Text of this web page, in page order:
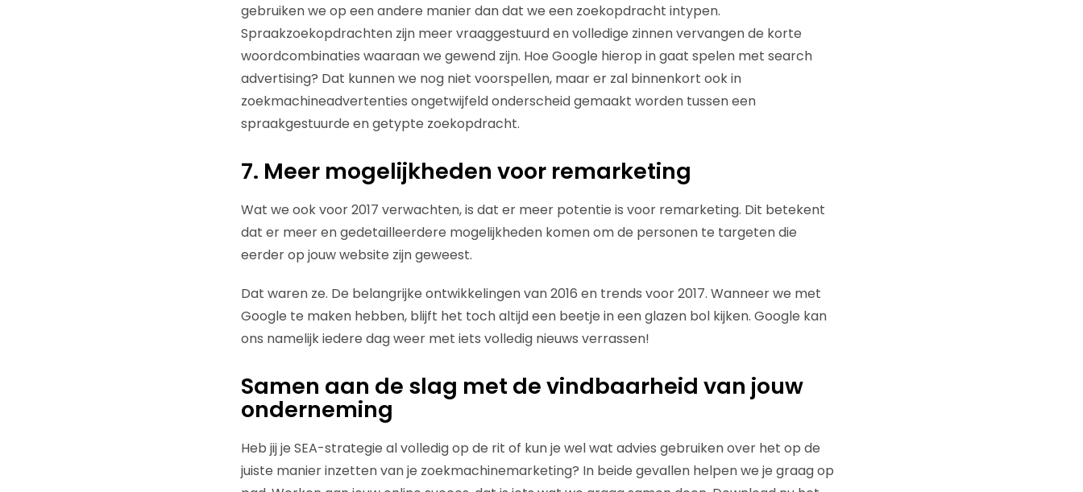
gebruiken we op een andere manier dan dat we een zoekopdracht intypen.
Spraakzoekopdrachten zijn meer vraaggestuurd en volledige zinnen vervangen de korte
woordcombinaties waaraan we gewend zijn. Hoe Google hierop in gaat spelen met search
advertising? Dat kunnen we nog niet voorspellen, maar er zal binnenkort ook in
zoekmachineadvertenties ongetwijfeld onderscheid gemaakt worden tussen een
spraakgestuurde en getypte zoekopdracht.
7. Meer mogelijkheden voor remarketing
Wat we ook voor 2017 verwachten, is dat er meer potentie is voor remarketing. Dit betekent
dat er meer en gedetailleerdere mogelijkheden komen om de personen te targeten die
eerder op jouw website zijn geweest.
Dat waren ze. De belangrijke ontwikkelingen van 2016 en trends voor 2017. Wanneer we met
Google te maken hebben, blijft het toch altijd een beetje in een glazen bol kijken. Google kan
ons namelijk iedere dag weer met iets volledig nieuws verrassen!
Samen aan de slag met de vindbaarheid van jouw
onderneming
Heb jij je SEA-strategie al volledig op de rit of kun je wel wat advies gebruiken over het op de
juiste manier inzetten van je zoekmachinemarketing? In beide gevallen helpen we je graag op